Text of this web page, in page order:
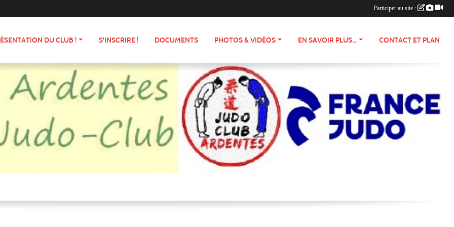
DU CLUB ! S'INSCRIRE ! DOCUMENTS PHOTOS & VIDÉOS EN SAVOIR PLUS... CONTACT ET PLAN
Participer au site :